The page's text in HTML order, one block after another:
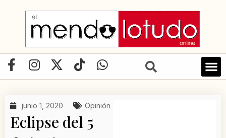
contenido
F
a
e
b
o
I
n
t
a
g
X
-
w
t
T
i
t
o
k
W
h
t
junio 1, 2020 Opinión
Eclipse del 5